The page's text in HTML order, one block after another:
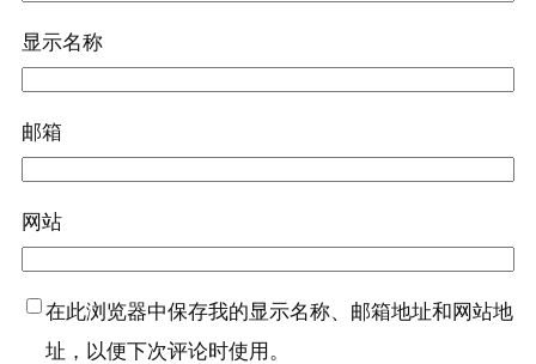
显示名称
邮箱
网站
在此浏览器中保存我的显示名称、邮箱地址和网站地
址，以便下次评论时使用。